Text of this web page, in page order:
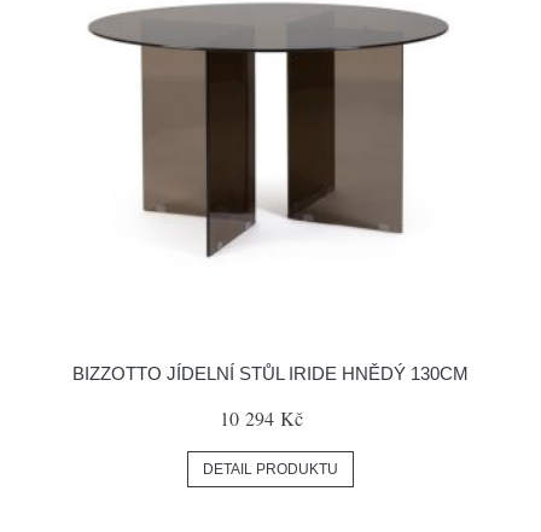
BIZZOTTO JÍDELNÍ STŮL IRIDE HNĚDÝ 130CM
10 294 Kč
DETAIL PRODUKTU